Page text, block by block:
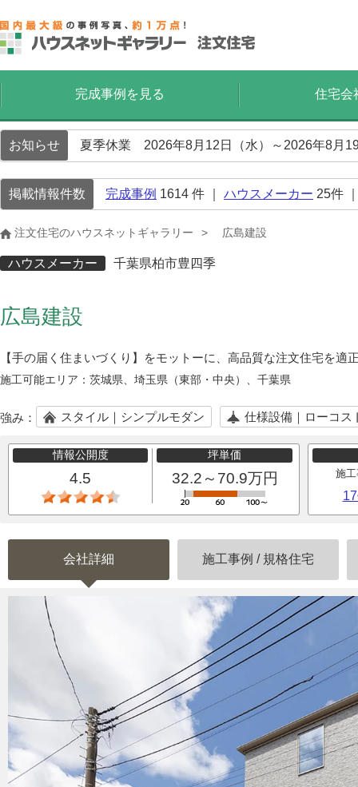
完成事例を見る 住宅会
お知らせ 夏季休業 2026年8月12日（水）～2026年8月
掲載情報件数 完成事例 1614 件 ｜ ハウスメーカー 25件
注文住宅のハウスネットギャラリー 広島建設
ハウスメーカー 千葉県柏市豊四季
広島建設
【手の届く住まいづくり】をモットーに、高品質な注文住宅を適
施工可能エリア： 茨城県、埼玉県（東部・中央）、千葉県
強み： スタイル｜シンプルモダン 仕様設備｜ローコス
情報公開度
4.5
坪単価
32.2～70.9万円 施
会社詳細 施工事例 / 規格住宅